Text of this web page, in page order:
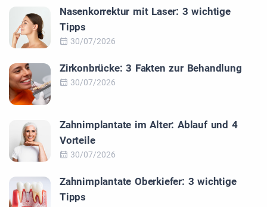
Nasenkorrektur mit Laser: 3 wichtige
Tipps
30/07/2026
Zirkonbrücke: 3 Fakten zur Behandlung
30/07/2026
Zahnimplantate im Alter: Ablauf und 4
Vorteile
30/07/2026
Zahnimplantate Oberkiefer: 3 wichtige
Tipps